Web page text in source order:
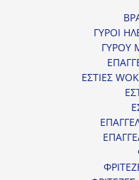
ΓΥΡΟΙ
ΓΥΡΟΥ
ΕΣΤΙΕΣ